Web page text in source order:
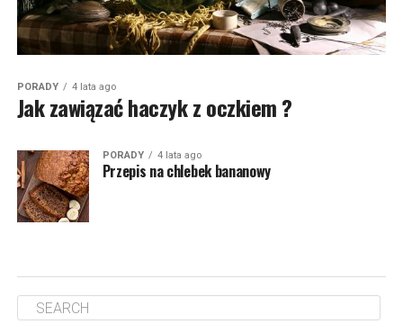
PORADY 4 lata ago
Jak zawiązać haczyk z oczkiem ?
PORADY 4 lata ago
Przepis na chlebek bananowy